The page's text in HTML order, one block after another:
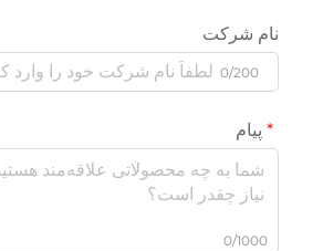
نام شرکت
0/200
پیام
0/1000